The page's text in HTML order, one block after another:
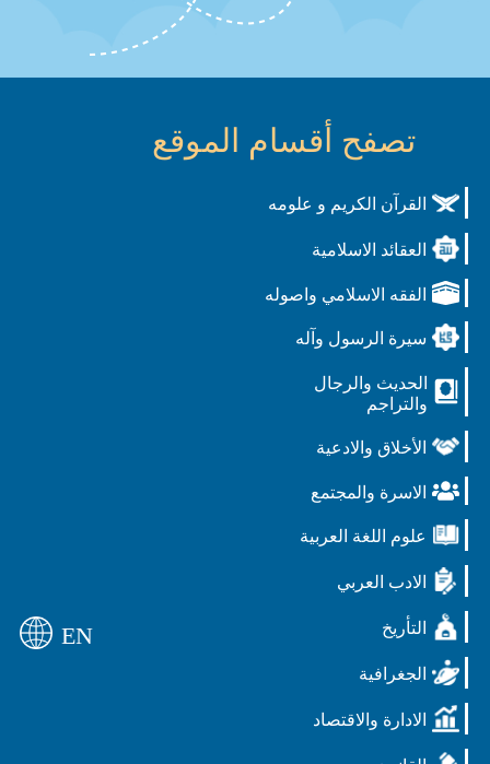
تصفح أقسام الموقع
القرآن الكريم و علومه
العقائد الاسلامية
الفقه الاسلامي واصوله
سيرة الرسول وآله
الحديث والرجال
والتراجم
الأخلاق والادعية
الاسرة والمجتمع
علوم اللغة العربية
الادب العربي
التأريخ
الجغرافية
الادارة والاقتصاد
EN